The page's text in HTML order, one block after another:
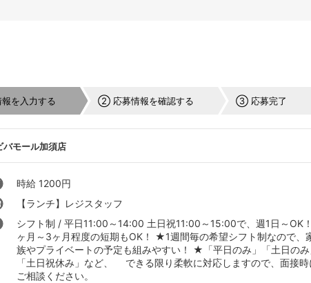
を入力する ② 応募情報を確認する ③ 応募完了
バモール加須店
時給 1200円
【ランチ】レジスタッフ
シフト制 / 平日11:00～14:00 土日祝11:00～15:00で、週1日～OK
ヶ月～3ヶ月程度の短期もOK！ ★1週間毎の希望シフト制なので、
族やプライベートの予定も組みやすい！ ★「平日のみ」「土日の
「土日祝休み」など、 できる限り柔軟に対応しますので、面接時
ご相談ください。